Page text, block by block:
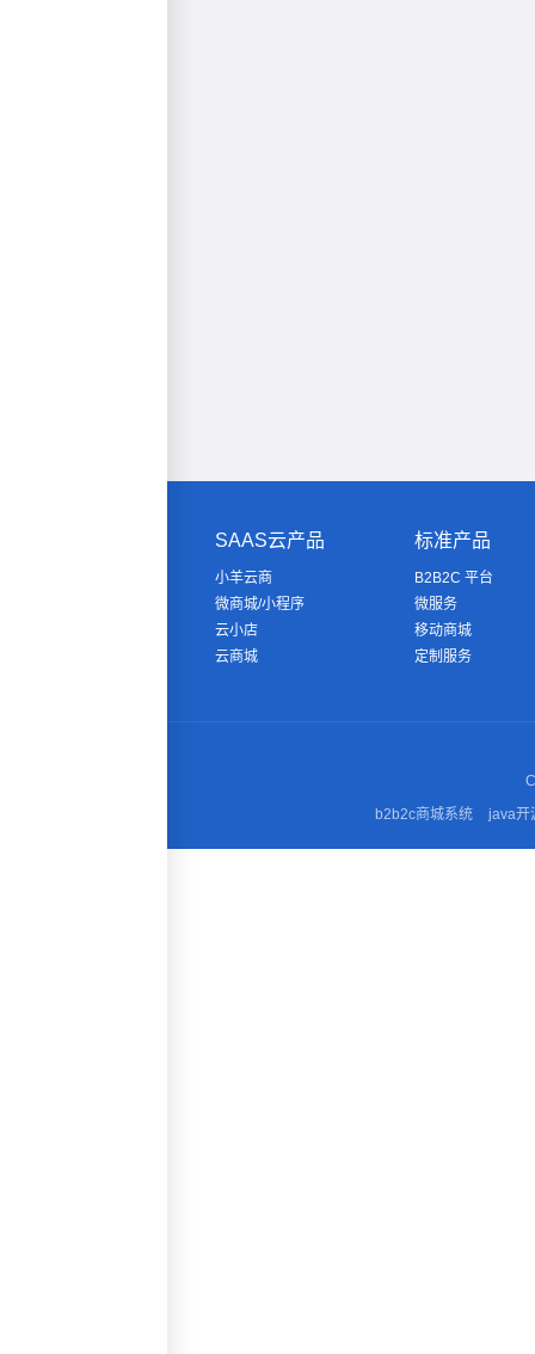
SAAS云产品
小羊云商
微商城/小程序
云小店
云商城
标准产品
B2B2C 平台
微服务
移动商城
定制服务
b2b2c商城系统
java开